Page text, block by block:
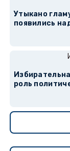
Утыкано
появились
роль